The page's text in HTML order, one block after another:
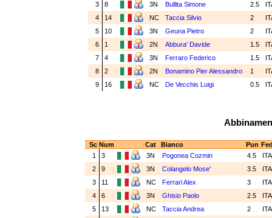
3
8 3N Bullita Simone 2.5
4
14 NC Taccia Silvio 2
5
10 3N Geuna Pietro 2
6
1 2N Abbura' Davide 1.5
7
4 3N Ferraro Federico 1.5
8
2 2N Bonamino Pier Alessandro 1
9
16 NC De Vecchis Luigi 0.5
Sc Num Cat Bianco Pun
1
3 3N Pogonea Cozmin 4.5
2
9 3N Colangelo Mose' 3.5
3
11 NC Ferrari Alex 3
4
6 3N Ghisio Paolo 2.5
5
13 NC Taccia Andrea 2